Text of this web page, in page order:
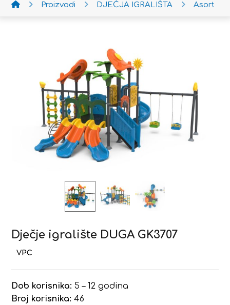
Proizvodi DJEČJA IGRALIŠTA
Dječje igralište DUGA GK3707
Dob korisnika: 5 – 12 godina
Broj korisnika: 46